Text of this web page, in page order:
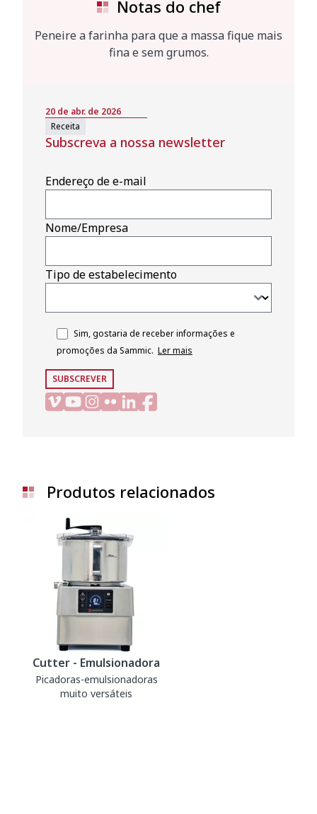
Notas do chef
Peneire a farinha para que a massa fique mais
fina e sem grumos.
20 de abr. de 2026
Receita
Subscreva a nossa newsletter
Endereço de e-mail
Nome/Empresa
Tipo de estabelecimento
Sim, gostaria de receber informações e
promoções da Sammic. Ler mais
SUBSCREVER
Produtos relacionados
Cutter - Emulsionadora
Picadoras-emulsionadoras
muito versáteis